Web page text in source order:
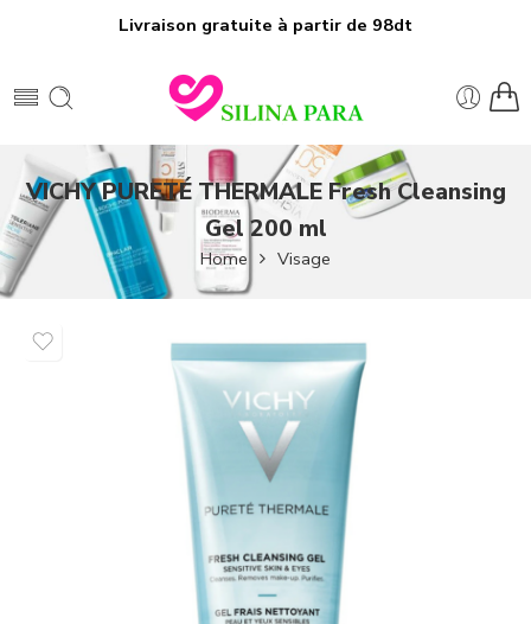
Livraison gratuite à partir de 98dt
VICHY PURETÉ THERMALE Fresh Cleansing
Gel 200 ml
Home Visage